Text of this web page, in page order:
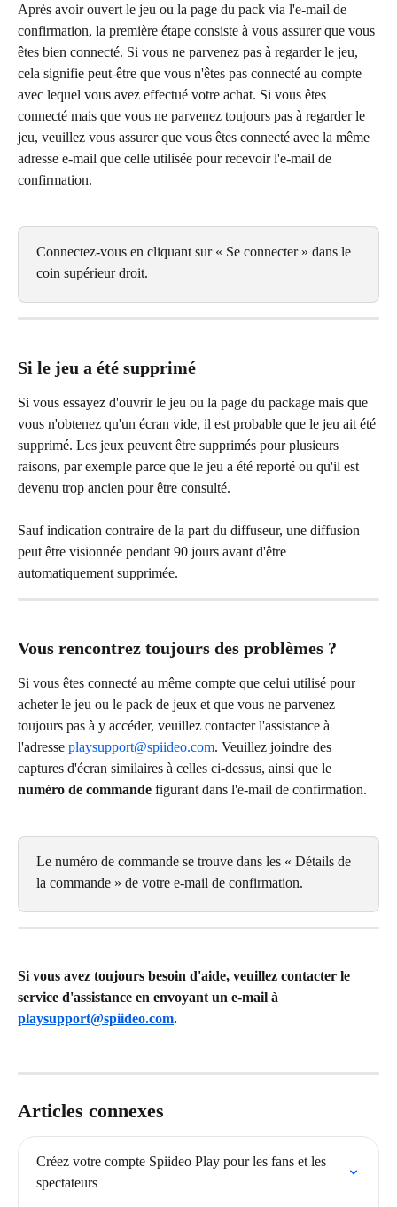
Après avoir ouvert le jeu ou la page du pack via l'e-mail de
confirmation, la première étape consiste à vous assurer que vous
êtes bien connecté. Si vous ne parvenez pas à regarder le jeu,
cela signifie peut-être que vous n'êtes pas connecté au compte
avec lequel vous avez effectué votre achat. Si vous êtes
connecté mais que vous ne parvenez toujours pas à regarder le
jeu, veuillez vous assurer que vous êtes connecté avec la même
adresse e-mail que celle utilisée pour recevoir l'e-mail de
confirmation.
Connectez-vous en cliquant sur « Se connecter » dans le
coin supérieur droit.
Si le jeu a été supprimé
Si vous essayez d'ouvrir le jeu ou la page du package mais que
vous n'obtenez qu'un écran vide, il est probable que le jeu ait été
supprimé. Les jeux peuvent être supprimés pour plusieurs
raisons, par exemple parce que le jeu a été reporté ou qu'il est
devenu trop ancien pour être consulté.
Sauf indication contraire de la part du diffuseur, une diffusion
peut être visionnée pendant 90 jours avant d'être
automatiquement supprimée.
Vous rencontrez toujours des problèmes ?
Si vous êtes connecté au même compte que celui utilisé pour
acheter le jeu ou le pack de jeux et que vous ne parvenez
toujours pas à y accéder, veuillez contacter l'assistance à
l'adresse playsupport@spiideo.com. Veuillez joindre des
captures d'écran similaires à celles ci-dessus, ainsi que le
numéro de commande figurant dans l'e-mail de confirmation.
Le numéro de commande se trouve dans les « Détails de
la commande » de votre e-mail de confirmation.
Si vous avez toujours besoin d'aide, veuillez contacter le
service d'assistance en envoyant un e-mail à
playsupport@spiideo.com.
Articles connexes
Créez votre compte Spiideo Play pour les fans et les
spectateurs